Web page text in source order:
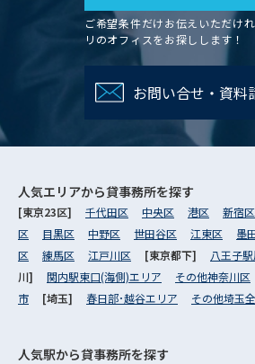
ご希望条件だけお伝えいただけ
リのオフィスをお探しします！
お問い合せ・資料
人気エリアから貸事務所を探す
[東京23区] 千代田区 中央区 港区 新宿区
区
目黒区 中野区 世田谷区 江東区 墨
区
練馬区 江戸川区 [東京都下] 八王子
川] 関内駅東口(海側)エリア その他神奈川区
市
[埼玉] 春日部･越谷エリア その他埼玉
人気駅から貸事務所を探す